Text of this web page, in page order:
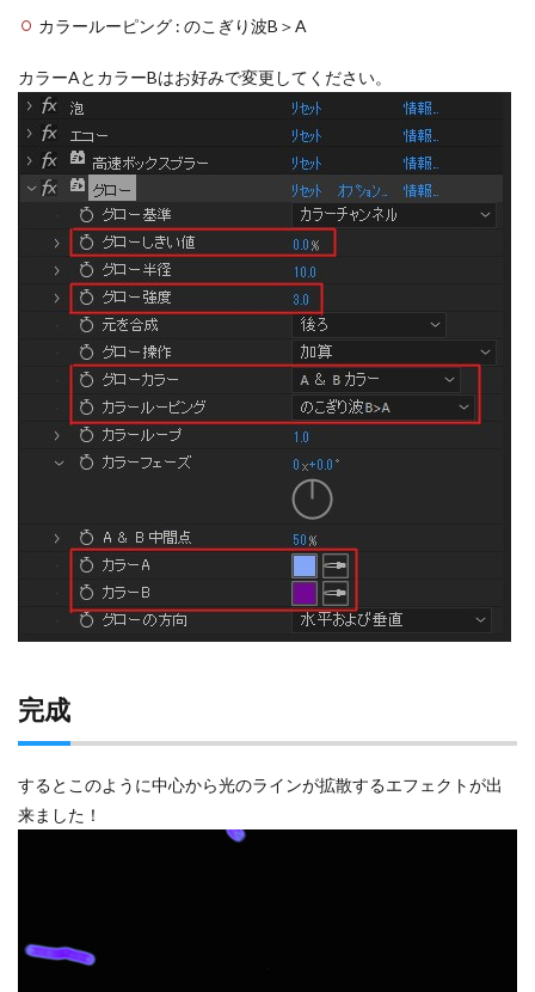
カラールーピング : のこぎり波B＞A
カラーAとカラーBはお好みで変更してください。
完成
するとこのように中心から光のラインが拡散するエフェクトが出
来ました！